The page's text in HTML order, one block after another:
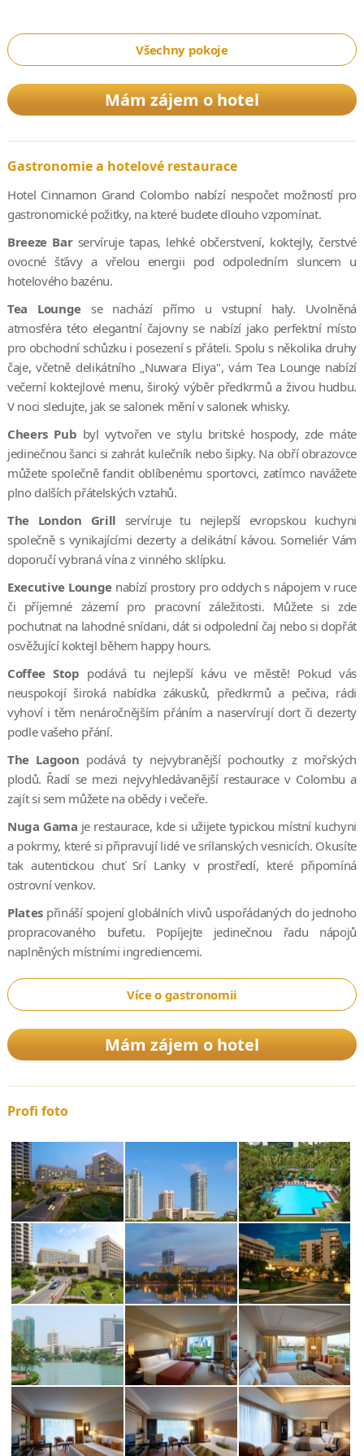
Všechny pokoje
Mám zájem o hotel
Gastronomie a hotelové restaurace
Hotel Cinnamon Grand Colombo nabízí nespočet možností pro
gastronomické požitky, na které budete dlouho vzpomínat.
Breeze Barservíruje tapas, lehké občerstvení, koktejly, čerstvé
ovocné šťávy a vřelou energii pod odpoledním sluncem u
hotelového bazénu.
Tea Loungese nachází přímo u vstupní haly. Uvolněná
atmosféra této elegantní čajovny se nabízí jako perfektní místo
pro obchodní schůzku i posezení s přáteli. Spolu s několika druhy
čaje, včetně delikátního „Nuwara Eliya", vám Tea Lounge nabízí
večerní koktejlové menu, široký výběr předkrmů a živou hudbu.
V noci sledujte, jak se salonek mění v salonek whisky.
Cheers Pub byl vytvořen ve stylu britské hospody, zde máte
jedinečnou šanci si zahrát kulečník nebo šipky. Na obří obrazovce
můžete společně fandit oblíbenému sportovci, zatímco navážete
plno dalších přátelských vztahů.
The London Grill servíruje tu nejlepší evropskou kuchyni
společně s vynikajícími dezerty a delikátní kávou. Someliér Vám
doporučí vybraná vína z vinného sklípku.
Executive Loungenabízí prostory pro oddych s nápojem v ruce
či příjemné zázemí pro pracovní záležitosti. Můžete si zde
pochutnat na lahodné snídani, dát si odpolední čaj nebo si dopřát
osvěžující koktejl během happy hours.
Coffee Stop podává tu nejlepší kávu ve městě! Pokud vás
neuspokojí široká nabídka zákusků, předkrmů a pečiva, rádi
vyhoví i těm nenáročnějším přáním a naservírují dort či dezerty
podle vašeho přání.
The Lagoon podává ty nejvybranější pochoutky z mořských
plodů. Řadí se mezi nejvyhledávanější restaurace v Colombu a
zajít si sem můžete na obědy i večeře.
Nuga Gama je restaurace, kde si užijete typickou místní kuchyni
a pokrmy, které si připravují lidé ve srílanských vesnicích. Okusíte
tak autentickou chuť Srí Lanky v prostředí, které připomíná
ostrovní venkov.
Platespřináší spojení globálních vlivů uspořádaných do jednoho
propracovaného bufetu. Popíjejte jedinečnou řadu nápojů
naplněných místními ingrediencemi.
Více o gastronomii
Mám zájem o hotel
Profi foto